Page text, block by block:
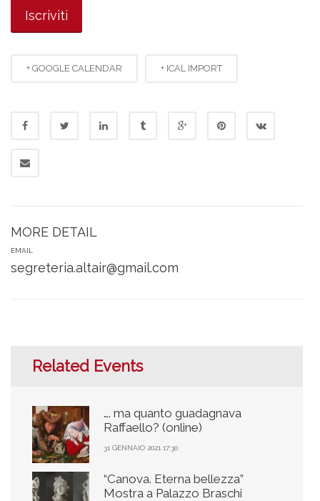
+ GOOGLE CALENDAR + ICAL IMPORT
MORE DETAIL
EMAIL
segreteria.altair@gmail.com
Related Events
…. ma quanto guadagnava
Raffaello? (online)
31 GENNAIO 2021 17:30
“Canova. Eterna bellezza”
Mostra a Palazzo Braschi